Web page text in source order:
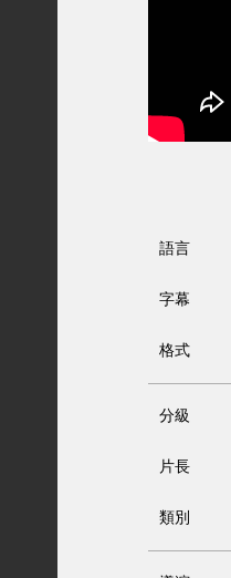
語言
字幕
格式
分級
片長
類別